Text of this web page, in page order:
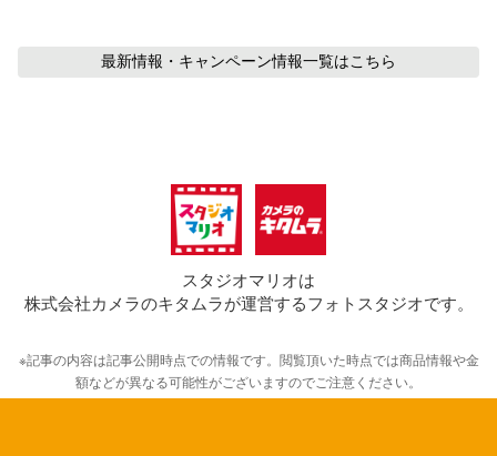
最新情報・キャンペーン情報一覧はこちら
スタジオマリオは
株式会社カメラのキタムラが運営するフォトスタジオです。
※記事の内容は記事公開時点での情報です。閲覧頂いた時点では商品情報や金
額などが異なる可能性がございますのでご注意ください。